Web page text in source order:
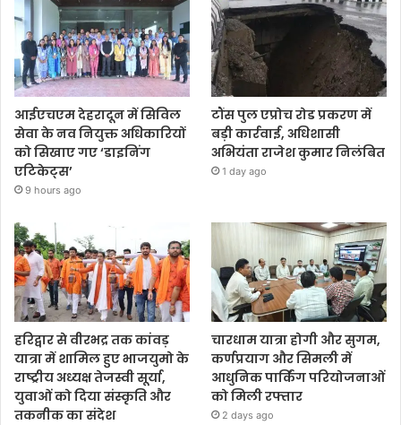
आईएचएम देहरादून में सिविल
सेवा के नव नियुक्त अधिकारियों
को सिखाए गए ‘डाइनिंग
एटिकेट्स’
9 hours ago
टौंस पुल एप्रोच रोड प्रकरण में
बड़ी कार्रवाई, अधिशासी
अभियंता राजेश कुमार निलंबित
1 day ago
हरिद्वार से वीरभद्र तक कांवड़
यात्रा में शामिल हुए भाजयुमो के
राष्ट्रीय अध्यक्ष तेजस्वी सूर्या,
युवाओं को दिया संस्कृति और
तकनीक का संदेश
चारधाम यात्रा होगी और सुगम,
कर्णप्रयाग और सिमली में
आधुनिक पार्किंग परियोजनाओं
को मिली रफ्तार
2 days ago